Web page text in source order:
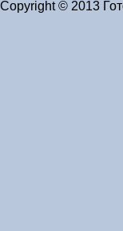
Copyright © 2013